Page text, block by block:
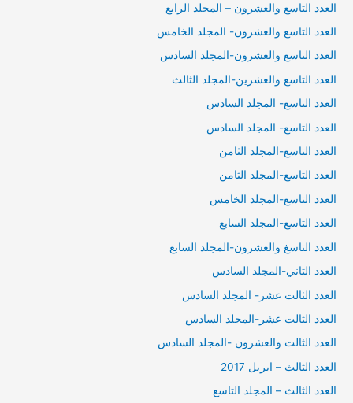
العدد التاسع والعشرون – المجلد الرابع
العدد التاسع والعشرون- المجلد الخامس
العدد التاسع والعشرون-المجلد السادس
العدد التاسع والعشرين-المجلد الثالث
العدد التاسع- المجلد السادس
العدد التاسع- المجلد السادس
العدد التاسع-المجلد الثامن
العدد التاسع-المجلد الثامن
العدد التاسع-المجلد الخامس
العدد التاسع-المجلد السابع
العدد التاسغ والعشرون-المجلد السابع
العدد التاني-المجلد السادس
العدد الثالت عشر- المجلد السادس
العدد الثالت عشر-المجلد السادس
العدد الثالت والعشرون -المجلد السادس
العدد الثالث – ابريل 2017
العدد الثالث – المجلد التاسع